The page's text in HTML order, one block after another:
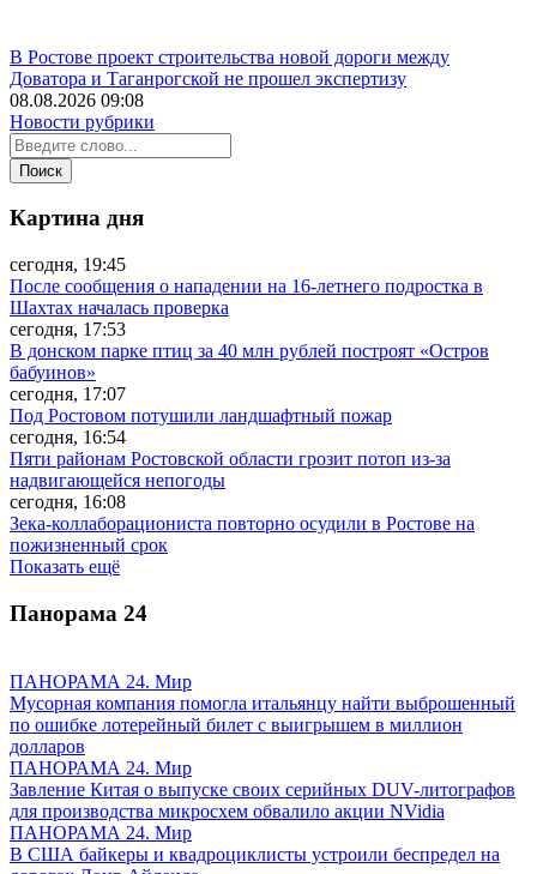
В Ростове проект строительства новой дороги между
Доватора и Таганрогской не прошел экспертизу
08.08.2026 09:08
Новости рубрики
Картина дня
сегодня, 19:45
После сообщения о нападении на 16-летнего подростка в
Шахтах началась проверка
сегодня, 17:53
В донском парке птиц за 40 млн рублей построят «Остров
бабуинов»
сегодня, 17:07
Под Ростовом потушили ландшафтный пожар
сегодня, 16:54
Пяти районам Ростовской области грозит потоп из-за
надвигающейся непогоды
сегодня, 16:08
Зека-коллаборациониста повторно осудили в Ростове на
пожизненный срок
Показать ещё
Панорама 24
ПАНОРАМА 24. Мир
Мусорная компания помогла итальянцу найти выброшенный
по ошибке лотерейный билет с выигрышем в миллион
долларов
ПАНОРАМА 24. Мир
Завление Китая о выпуске своих серийных DUV-литографов
для производства микросхем обвалило акции NVidia
ПАНОРАМА 24. Мир
В США байкеры и квадроциклисты устроили беспредел на